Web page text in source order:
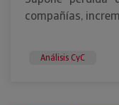
compañías,
Análisis CyC